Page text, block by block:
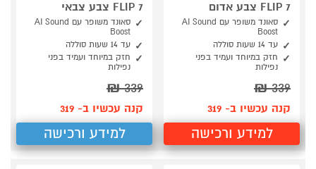
FLIP 7 צבע אדום
סאונד משופר עם AI Sound
Boost
עד 14 שעות סוללה
חזק במיוחד ועמיד בפני
נפילות
339
₪
קנה עכשיו ב- 319
למידע ורכישה
FLIP 7 צבע צבאי
סאונד משופר עם AI Sound
Boost
עד 14 שעות סוללה
חזק במיוחד ועמיד בפני
נפילות
339
₪
קנה עכשיו ב- 319
למידע ורכישה